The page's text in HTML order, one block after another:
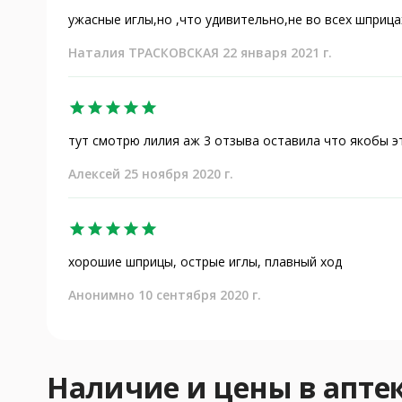
ужасные иглы,но ,что удивительно,не во всех
Наталия ТРАСКОВСКАЯ 22 января 2021 г.
star star star star star
тут смотрю лилия аж 3 отзыва оставила что якобы
Алексей 25 ноября 2020 г.
star star star star star
хорошие шприцы, острые иглы, плавный ход
Анонимно 10 сентября 2020 г.
Наличие и цены в